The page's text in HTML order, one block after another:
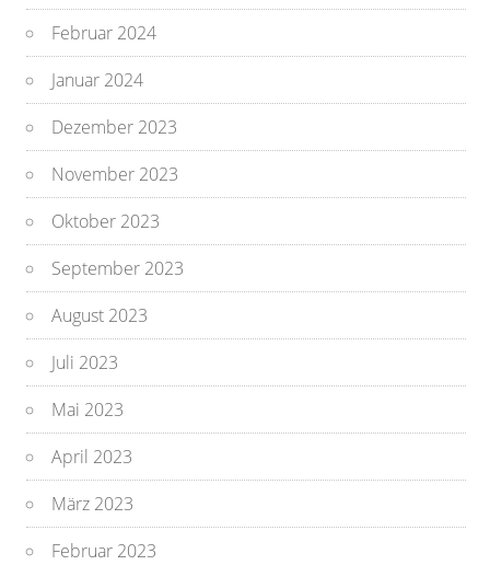
Februar 2024
Januar 2024
Dezember 2023
November 2023
Oktober 2023
September 2023
August 2023
Juli 2023
Mai 2023
April 2023
März 2023
Februar 2023